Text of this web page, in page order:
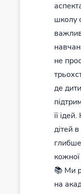
школу
не
де
її
дітей
📚 Ми
на